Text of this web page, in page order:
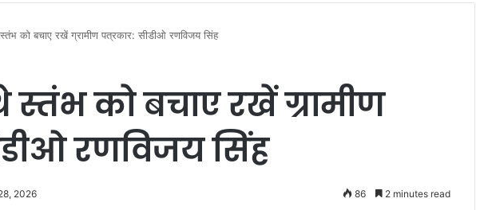
को बचाए रखें ग्रामीण पत्रकार: सीडीओ रणविजय सिंह
स्तंभ को बचाए रखें ग्रामीण
रणविजय सिंह
2026 86 2 minutes read